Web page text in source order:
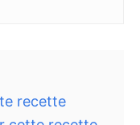
recette